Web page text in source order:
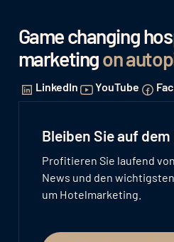
Game changing
marketingon
LinkedIn YouTube
Bleiben Sie auf
Profitieren Sie laufend
News und den
um Hotelmarketing.